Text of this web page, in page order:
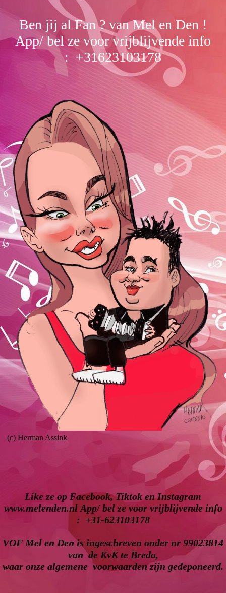
Ben jij al Fan ? van Mel en Den !
App/ bel ze voor vrijblijvende info
: +31623103178
(c) Herman Assink
Like ze op Facebook, Tiktok en Instagram
www.melenden.nl App/ bel ze voor vrijblijvende info
: +31-623103178
VOF Mel en Den is ingeschreven onder nr 99023814
van de KvK te Breda,
waar onze algemene voorwaardenzijn gedeponeerd.